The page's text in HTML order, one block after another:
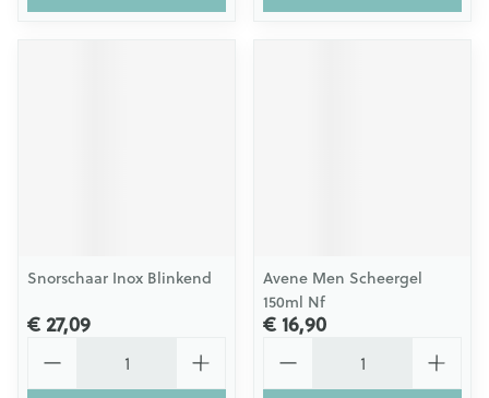
Snorschaar Inox Blinkend
€ 27,09
Avene Men Scheergel
150ml Nf
€ 16,90